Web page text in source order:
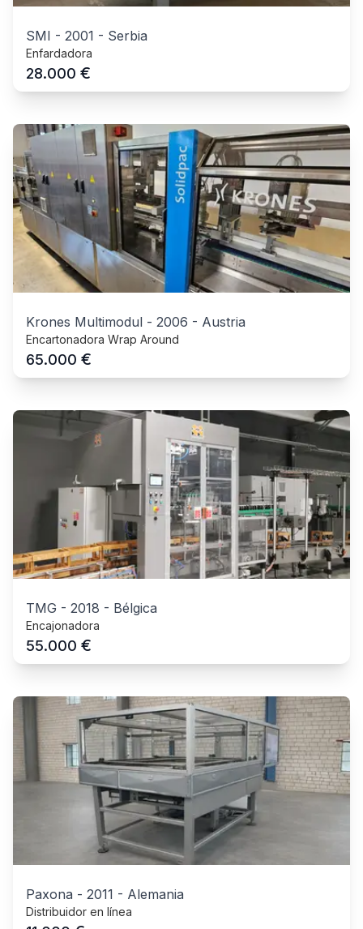
SMI - 2001 - Serbia
Enfardadora
28.000 €
Krones Multimodul - 2006 - Austria
Encartonadora Wrap Around
65.000 €
TMG - 2018 - Bélgica
Encajonadora
55.000 €
Paxona - 2011 - Alemania
Distribuidor en línea